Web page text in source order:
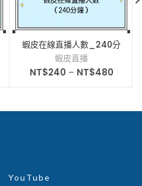
蝦皮在線直播人數_240分
鐘_
蝦皮直播
NT$240 – NT$480
YouTube